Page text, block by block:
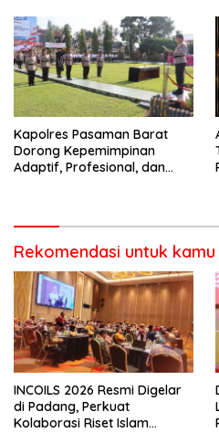
Bencana
Kapolres Pasaman Barat
Dorong Kepemimpinan
Adaptif, Profesional, dan
Rekomendasi untuk kamu
INCOILS 2026 Resmi Digelar
di Padang, Perkuat
Kolaborasi Riset Islam